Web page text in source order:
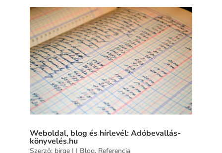
Weboldal, blog és hírlevél: Adóbevallás-
könyvelés.hu
Szerző: birge| | Blog, Referencia